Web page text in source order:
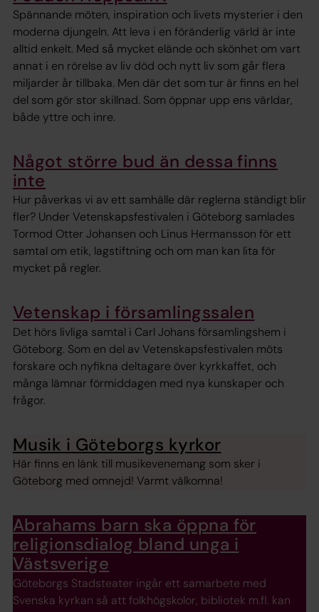
Spännande möten, inspiration och livets mysterier i den
moderna djungeln. Att leva i en föränderlig värld är inte
alltid enkelt. Med så mycket elände och skönhet om vart
annat i en rörelse av liv död och nytt liv som går flera
miljarder år tillbaka. Men där det som tur är finns en hel
del som gör stor skillnad. Som öppnar upp ens världar,
både yttre och inre.
Något större bud än dessa finns
inte
Hur påverkas vi av ett samhälle där reglerna ständigt blir
fler? Under Vetenskapsfestivalen i Göteborg samlades
Tormod Otter Johansen och Linus Hermansson för ett
samtal om etik, lagstiftning och om man kan lita för
mycket på regler.
Vetenskap i församlingssalen
Det hörs livliga samtal i Carl Johans församlingshem i
Göteborg. Som en del av Vetenskapsfestivalen möts
forskare och nyfikna deltagare över kyrkkaffet, och
många lämnar förmiddagen med nya kunskaper och
frågor.
Musik i Göteborgs kyrkor
Här finns en länk till musikevenemang som sker i
Göteborg med omnejd! Varmt välkomna!
Abrahams barn ska öppna för
religionsdialog bland unga i
Västsverige
Göteborgs Stadsteater ingår ett samarbete med
Svenska kyrkan så att folkhögskolor, bibliotek m.fl. kan